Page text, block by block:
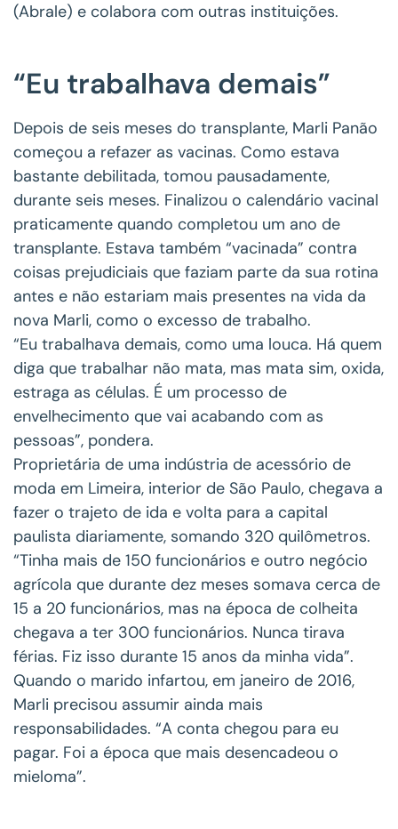
(Abrale) e colabora com outras instituições.
“Eu trabalhava demais”
Depois de seis meses do transplante, Marli Panão
começou a refazer as vacinas. Como estava
bastante debilitada, tomou pausadamente,
durante seis meses. Finalizou o calendário vacinal
praticamente quando completou um ano de
transplante. Estava também “vacinada” contra
coisas prejudiciais que faziam parte da sua rotina
antes e não estariam mais presentes na vida da
nova Marli, como o excesso de trabalho.
“Eu trabalhava demais, como uma louca. Há quem
diga que trabalhar não mata, mas mata sim, oxida,
estraga as células. É um processo de
envelhecimento que vai acabando com as
pessoas”, pondera.
Proprietária de uma indústria de acessório de
moda em Limeira, interior de São Paulo, chegava a
fazer o trajeto de ida e volta para a capital
paulista diariamente, somando 320 quilômetros.
“Tinha mais de 150 funcionários e outro negócio
agrícola que durante dez meses somava cerca de
15 a 20 funcionários, mas na época de colheita
chegava a ter 300 funcionários. Nunca tirava
férias. Fiz isso durante 15 anos da minha vida”.
Quando o marido infartou, em janeiro de 2016,
Marli precisou assumir ainda mais
responsabilidades. “A conta chegou para eu
pagar. Foi a época que mais desencadeou o
mieloma”.